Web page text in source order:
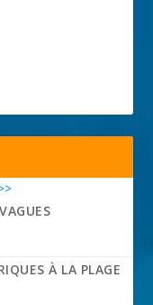
À LA PLAGE